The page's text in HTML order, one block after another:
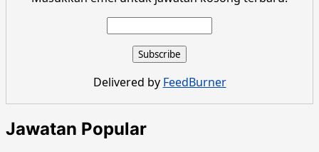
Daerah
Bera
Pahang
Ogos
Delivered by FeedBurner
Jawatan Popular